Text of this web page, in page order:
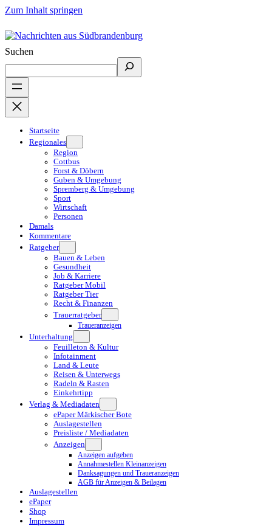
Zum Inhalt springen
Suchen
Startseite
Regionales
Region
Cottbus
Forst & Döbern
Guben & Umgebung
Spremberg & Umgebung
Sport
Wirtschaft
Personen
Damals
Kommentare
Ratgeber
Bauen & Leben
Gesundheit
Job & Karriere
Ratgeber Mobil
Ratgeber Tier
Recht & Finanzen
Trauerratgeber
Traueranzeigen
Unterhaltung
Feuilleton & Kultur
Infotainment
Land & Leute
Reisen & Unterwegs
Radeln & Rasten
Einkehrtipp
Verlag & Mediadaten
ePaper Märkischer Bote
Auslagestellen
Preisliste / Mediadaten
Anzeigen
Anzeigen aufgeben
Annahmestellen Kleinanzeigen
Danksagungen und Traueranzeigen
AGB für Anzeigen & Beilagen
Auslagestellen
ePaper
Shop
Impressum